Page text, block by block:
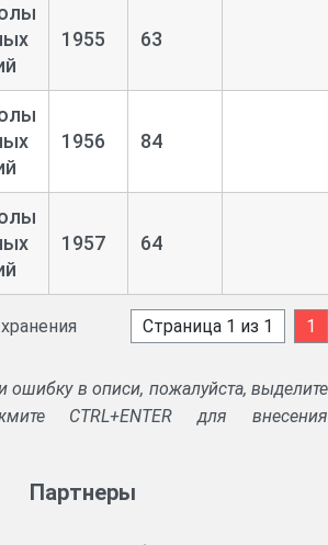
1955 63
1956 84
1957 64
Страница 1 из 1 1
в описи, пожалуйста, выделите
CTRL+ENTER для внесения
Партнеры